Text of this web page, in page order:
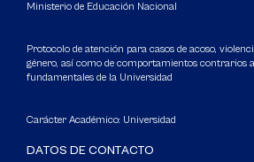
Ministerio de Educación Nacional
Protocolo de atención para casos de acoso,
género, así como de comportamientos contrarios
fundamentales de la Universidad
Carácter Académico: Universidad
DATOS DE CONTACTO